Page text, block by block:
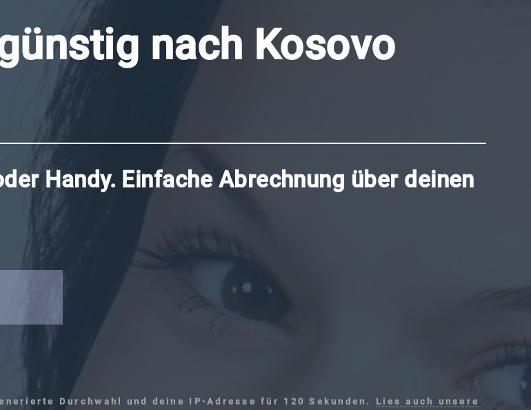
nach Kosovo
Handy. Einfache Abrechnung über deinen
Durchwahl und deine IP-Adresse für 120 Sekunden. Lies auch unsere